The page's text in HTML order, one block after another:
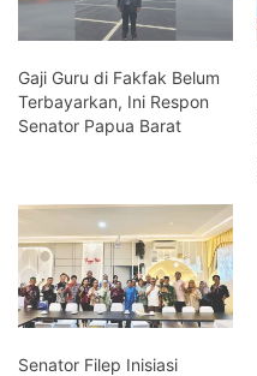
Gaji Guru di Fakfak Belum
Terbayarkan, Ini Respon
Senator Papua Barat
Senator Filep Inisiasi